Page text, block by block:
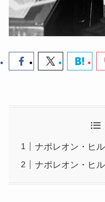
ナポレオン・ヒ
ナポレオン・ヒ